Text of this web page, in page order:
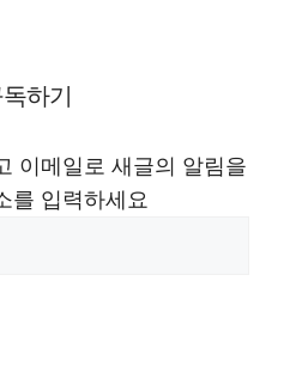
하기
이메일로 새글의 알림을
를 입력하세요